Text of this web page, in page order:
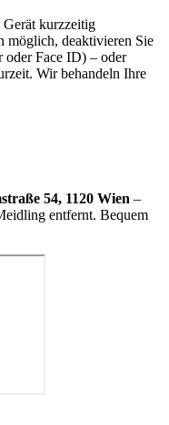
Gerät kurzzeitig
möglich, deaktivieren Sie
oder Face ID) – oder
Wir behandeln Ihre
54, 1120 Wien –
entfernt. Bequem